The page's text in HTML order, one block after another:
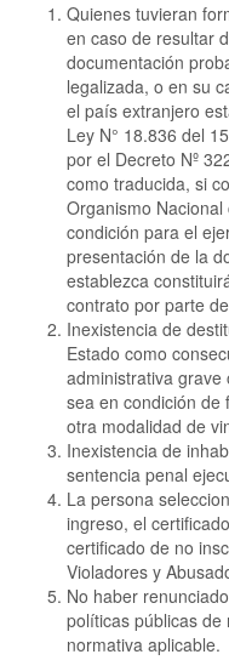
Quienes tuvieran
en caso de resultar
documentación
legalizada, o en su
el país extranjero
Ley N° 18.836 del
por el Decreto Nº
como traducida, si
Organismo
condición para el
presentación de la
establezca
contrato por parte
Inexistencia de
Estado como
administrativa grave
sea en condición de
otra modalidad de
Inexistencia de
sentencia penal
La persona
ingreso, el
certificado de no
Violadores y
No haber
políticas públicas
normativa aplicable.